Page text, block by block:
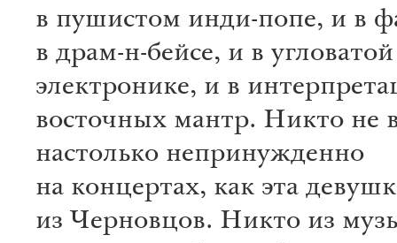
в пушистом инди-попе, и в
в драм-н-бейсе, и в угловатой
электронике, и в
восточных мантр. Никто не
настолько непринужденно
на концертах, как эта
из Черновцов. Никто из